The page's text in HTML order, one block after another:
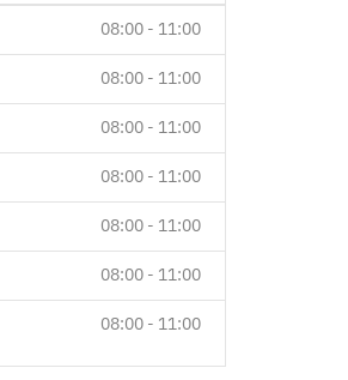
08:00 - 11:00
08:00 - 11:00
08:00 - 11:00
08:00 - 11:00
08:00 - 11:00
08:00 - 11:00
08:00 - 11:00